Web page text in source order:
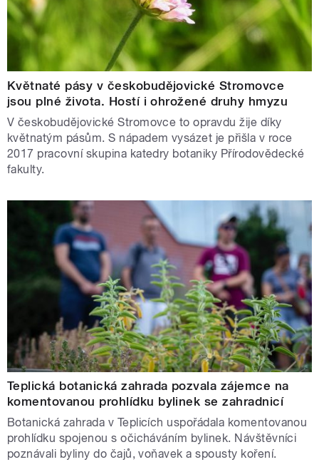
Květnaté pásy v českobudějovické Stromovce
jsou plné života. Hostí i ohrožené druhy hmyzu
V českobudějovické Stromovce to opravdu žije díky
květnatým pásům. S nápadem vysázet je přišla v roce
2017 pracovní skupina katedry botaniky Přírodovědecké
fakulty.
Teplická botanická zahrada pozvala zájemce na
komentovanou prohlídku bylinek se zahradnicí
Botanická zahrada v Teplicích uspořádala komentovanou
prohlídku spojenou s očicháváním bylinek. Návštěvníci
poznávali byliny do čajů, voňavek a spousty koření.